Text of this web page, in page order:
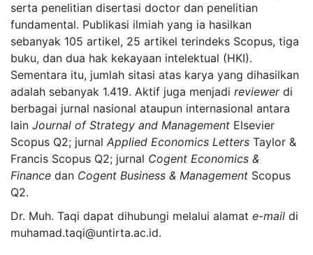
serta penelitian disertasi doctor dan penelitian
fundamental. Publikasi ilmiah yang ia hasilkan
sebanyak 105 artikel, 25 artikel terindeks Scopus, tiga
buku, dan dua hak kekayaan intelektual (HKI).
Sementara itu, jumlah sitasi atas karya yang dihasilkan
adalah sebanyak 1.419. Aktif juga menjadi reviewerdi
berbagai jurnal nasional ataupun internasional antara
lain Journal of Strategy and Management Elsevier
Scopus Q2; jurnal Applied Economics Letters Taylor &
Francis Scopus Q2; jurnal Cogent Economics &
Finance dan Cogent Business & Management Scopus
Q2.
Dr. Muh. Taqi dapat dihubungi melalui alamat e-mail di
muhamad.taqi@untirta.ac.id.